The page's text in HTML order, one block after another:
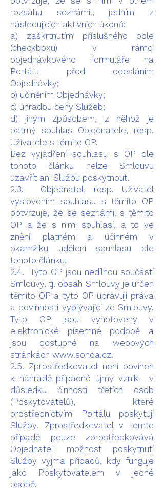
rozsahu seznámil, jedním z
následujících aktivních úkonů:
a) zaškrtnutím příslušného pole
(checkboxu) v rámci
objednávkového formuláře na
Portálu před odesláním
Objednávky;
b) učiněním Objednávky;
c) úhradou ceny Služeb;
d) jiným způsobem, z něhož je
patrný souhlas Objednatele, resp.
Uživatele s těmito OP.
Bez vyjádření souhlasu s OP dle
tohoto článku nelze Smlouvu
uzavřít ani Službu poskytnout.
2.3. Objednatel, resp. Uživatel
vyslovením souhlasu s těmito OP
potvrzuje, že se seznámil s těmito
OP a že s nimi souhlasí, a to ve
znění platném a účinném v
okamžiku udělení souhlasu dle
tohoto článku.
2.4. Tyto OP jsou nedílnou součástí
Smlouvy, tj. obsah Smlouvy je určen
těmito OP a tyto OP upravují práva
a povinnosti vyplývající ze Smlouvy.
Tyto OP jsou vyhotoveny v
elektronické písemné podobě a
jsou dostupné na webových
stránkách www.sonda.cz.
2.5. Zprostředkovatel není povinen
k náhradě případné újmy vznikl v
důsledku činnosti třetích osob
(Poskytovatelů), které
prostřednictvím Portálu poskytují
Služby. Zprostředkovatel v tomto
případě pouze zprostředkovává
Objednateli možnost poskytnutí
Služby vyjma případů, kdy funguje
jako Poskytovatelem v jedné
osobě.